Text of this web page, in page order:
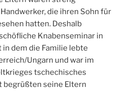
die ihren Sohn für
hatten. Deshalb
Knabenseminar in
in dem die Familie lebte
Ungarn und war im
tschechisches
begrüßten seine Eltern